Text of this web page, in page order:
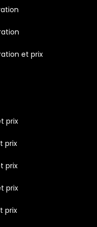
et prix
prix
prix
prix
prix
prix